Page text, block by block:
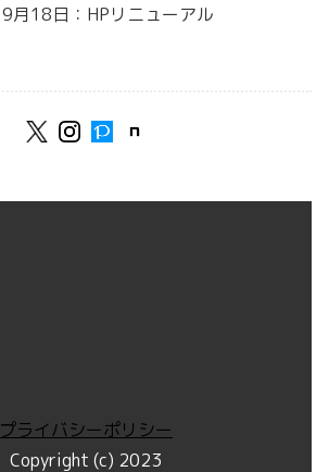
9月18日：HPリニューアル
プライバシーポリシー
Copyright (c) 2023